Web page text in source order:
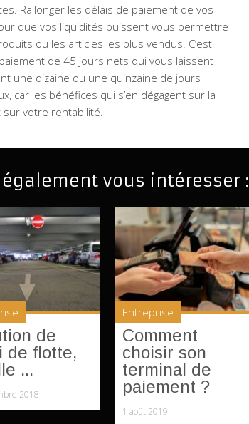
Rallonger les délais de paiement de vos
que vos liquidités puissent vous permettre
ou les articles les plus vendus. C’est
de 45 jours nets qui vous laissent
une dizaine ou une quinzaine de jours
car les bénéfices qui s’en dégagent sur la
votre rentabilité.
vous intéresser :
de
de flotte,
...
2018
Entreprise
Comment
choisir son
terminal de
paiement ?
1 août 2019